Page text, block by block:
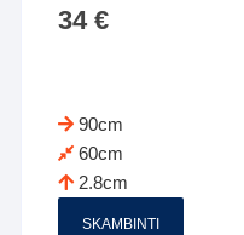
34€
90cm
60cm
2.8cm
SKAMBINTI